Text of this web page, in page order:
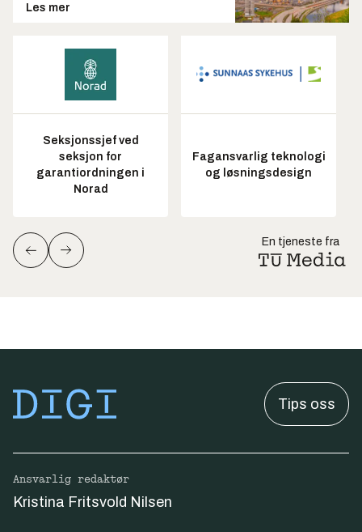
Les mer
Seksjonssjef ved
seksjon for
garantiordningen i
Norad
Fagansvarlig teknologi
og løsningsdesign
En tjeneste fra
Tips oss
Ansvarlig redaktør
Kristina Fritsvold Nilsen